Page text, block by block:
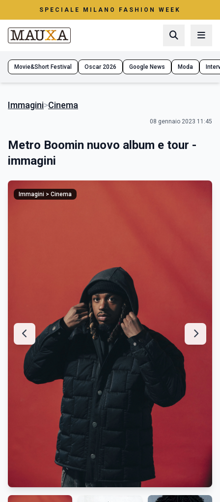
SPECIALE MILANO FASHION WEEK
Movie&Short Festival Oscar 2026 Google News Moda
Immagini>Cinema
08 gennaio 2023 11:45
Metro Boomin nuovo album e tour -
immagini
Immagini > Cinema